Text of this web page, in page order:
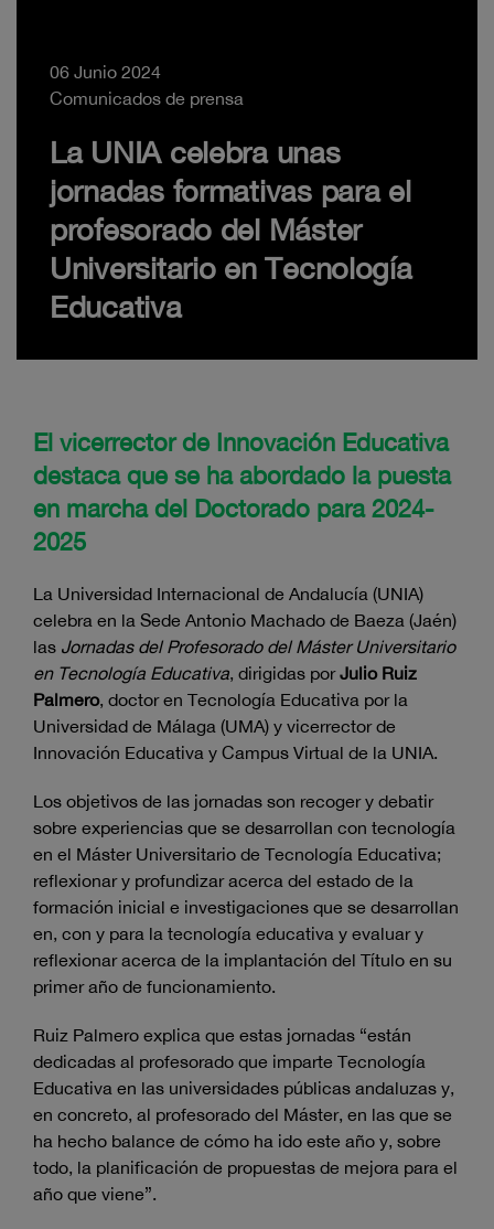
06 Junio 2024
Comunicados de prensa
La UNIA celebra unas
jornadas formativas para el
profesorado del Máster
Universitario en Tecnología
Educativa
El vicerrector de Innovación Educativa
destaca que se ha abordado la puesta
en marcha del Doctorado para 2024-
2025
La Universidad Internacional de Andalucía (UNIA)
celebra en la Sede Antonio Machado de Baeza (Jaén)
las Jornadas del Profesorado del Máster Universitario
en Tecnología Educativa, dirigidas porJulio Ruiz
Palmero, doctor en Tecnología Educativa por la
Universidad de Málaga (UMA) y vicerrector de
Innovación Educativa y Campus Virtual de la UNIA.
Los objetivos de las jornadas son recoger y debatir
sobre experiencias que se desarrollan con tecnología
en el Máster Universitario de Tecnología Educativa;
reflexionar y profundizar acerca del estado de la
formación inicial e investigaciones que se desarrollan
en, con y para la tecnología educativa y evaluar y
reflexionar acerca de la implantación del Título en su
primer año de funcionamiento.
Ruiz Palmero explica que estas jornadas “están
dedicadas al profesorado que imparte Tecnología
Educativa en las universidades públicas andaluzas y,
en concreto, al profesorado del Máster, en las que se
ha hecho balance de cómo ha ido este año y, sobre
todo, la planificación de propuestas de mejora para el
año que viene”.